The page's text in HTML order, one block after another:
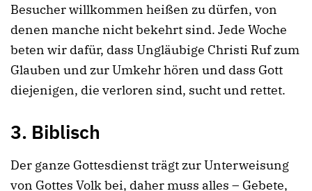
Besucher willkommen heißen zu dürfen, von
denen manche nicht bekehrt sind. Jede Woche
beten wir dafür, dass Ungläubige Christi Ruf zum
Glauben und zur Umkehr hören und dass Gott
diejenigen, die verloren sind, sucht und rettet.
3. Biblisch
Der ganze Gottesdienst trägt zur Unterweisung
von Gottes Volk bei, daher muss alles – Gebete,